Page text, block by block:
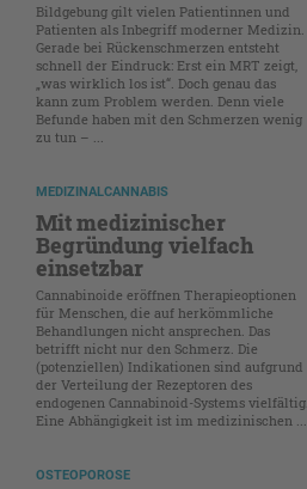
Bildgebung gilt vielen Patientinnen und
Patienten als Inbegriff moderner Medizin.
Gerade bei Rückenschmerzen entsteht
schnell der Eindruck: Erst ein MRT zeigt,
„was wirklich los ist“. Doch genau das
kann zum Problem werden. Denn viele
Befunde haben mit den Schmerzen wenig
zu tun – ...
MEDIZINALCANNABIS
Mit medizinischer
Begründung vielfach
einsetzbar
Cannabinoide eröffnen Therapieoptionen
für Menschen, die auf herkömmliche
Behandlungen nicht ansprechen. Das
betrifft nicht nur den Schmerz. Die
(potenziellen) Indikationen sind aufgrund
der Verteilung der Rezeptoren des
endogenen Cannabinoid-Systems vielfältig.
Eine Abhängigkeit ist im medizinischen ...
OSTEOPOROSE